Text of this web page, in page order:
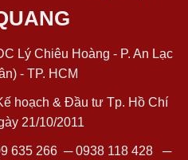
Lý Chiêu Hoàng - P. An Lạc
- TP. HCM
hoạch & Đầu tư Tp. Hồ Chí
21/10/2011
635 266─0938 118 428─